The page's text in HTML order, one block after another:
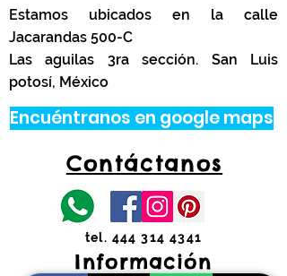
Estamos ubicados en la calle
Jacarandas 500-C
Las aguilas 3ra sección. San Luis
potosí, México
Contáctanos
tel. 444 314 4341
Información
Encuéntranos en google maps